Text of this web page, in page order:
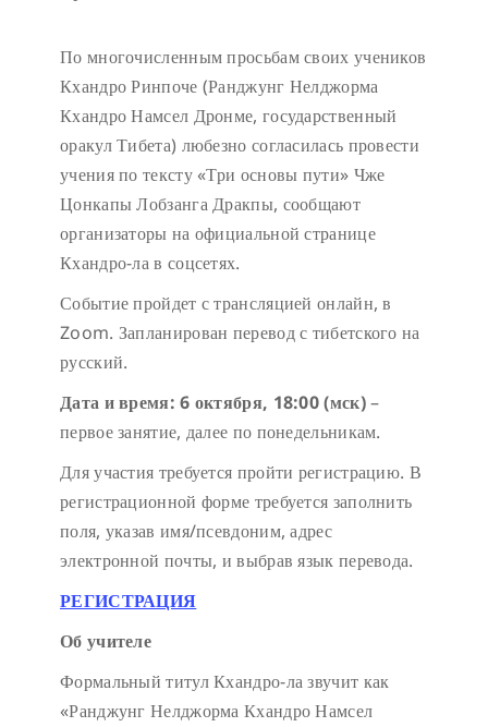
По многочисленным просьбам своих учеников
Кхандро Ринпоче (Ранджунг Нелджорма
Кхандро Намсел Дронме, государственный
оракул Тибета) любезно согласилась провести
учения по тексту «Три основы пути» Чже
Цонкапы Лобзанга Дракпы, сообщают
организаторы на официальной странице
Кхандро-ла в соцсетях.
Событие пройдет с трансляцией онлайн, в
Zoom. Запланирован перевод с тибетского на
русский.
Дата и время: 6 октября, 18:00 (мск)–
первое занятие, далее по понедельникам.
Для участия требуется пройти регистрацию. В
регистрационной форме требуется заполнить
поля, указав имя/псевдоним, адрес
электронной почты, и выбрав язык перевода.
РЕГИСТРАЦИЯ
Об учителе
Формальный титул Кхандро-ла звучит как
«Ранджунг Нелджорма Кхандро Намсел